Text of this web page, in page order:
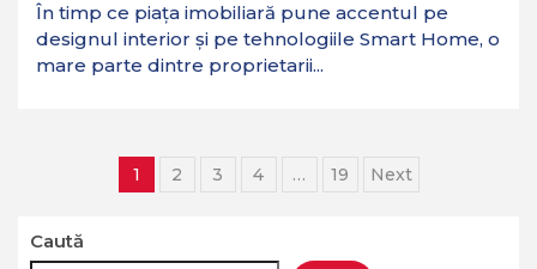
În timp ce piața imobiliară pune accentul pe
designul interior și pe tehnologiile Smart Home, o
mare parte dintre proprietarii...
Paginație
1 2 3 4 … 19 Next
Caută